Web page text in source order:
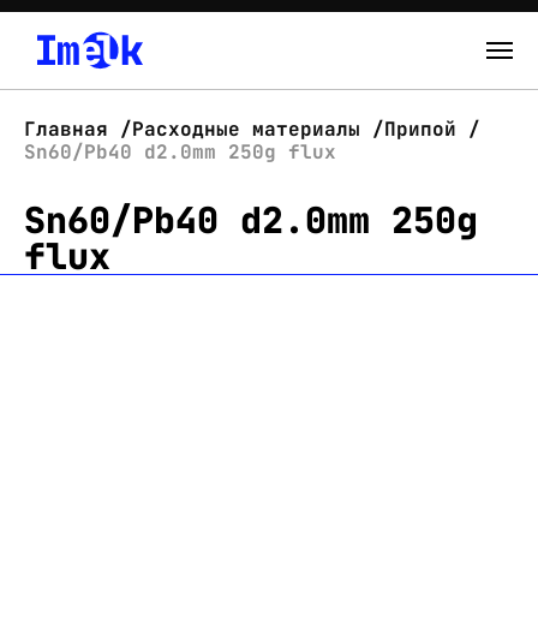
О нас
Новости
Главная Расходные материалы
Припой
Sn60/Pb40 d2.0mm 250g flux
Sn60/Pb40 d2.0mm 250g
flux